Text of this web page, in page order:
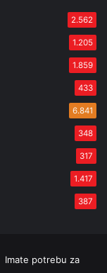
2.562
1.205
1.859
433
6.841
348
317
1.417
387
Imate potrebu za